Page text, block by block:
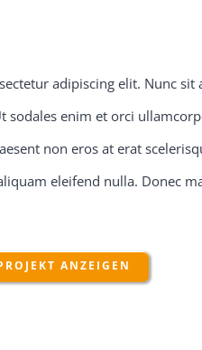
adipiscing elit. Nunc sit
sodales enim et orci
non eros at erat
eleifend nulla. Donec
ANZEIGEN